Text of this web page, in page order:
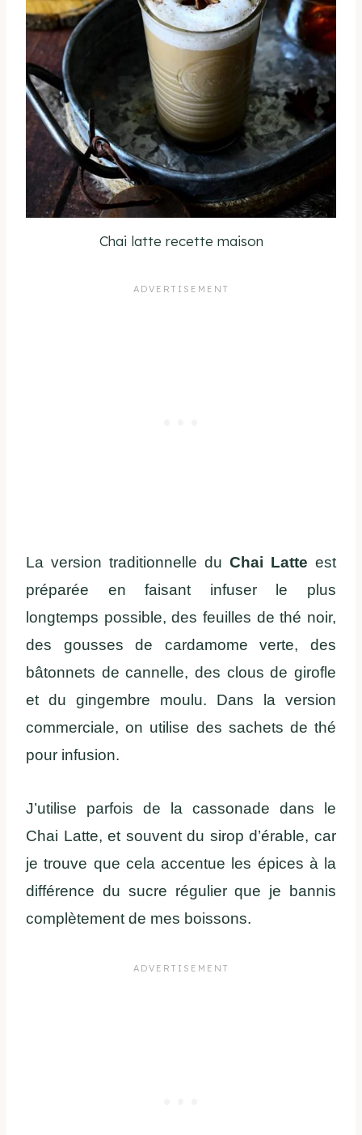
Chai latte recette maison
La version traditionnelle du Chai Latte est
préparée en faisant infuser le plus
longtemps possible, des feuilles de thé noir,
des gousses de cardamome verte, des
bâtonnets de cannelle, des clous de girofle
et du gingembre moulu. Dans la version
commerciale, on utilise des sachets de thé
pour infusion.
J’utilise parfois de la cassonade dans le
Chai Latte, et souvent du sirop d’érable, car
je trouve que cela accentue les épices à la
différence du sucre régulier que je bannis
complètement de mes boissons.